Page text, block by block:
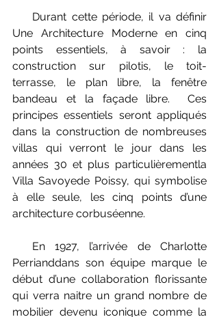
Une Architecture Moderne en cinq
points essentiels, à savoir : la
construction sur pilotis, le toit-
terrasse, le plan libre, la fenêtre
bandeau et la façade libre.  Ces
principes essentiels seront appliqués
dans la construction de nombreuses
villas qui verront le jour dans les
années 30 et plus particulièrementla
Villa Savoyede Poissy, qui symbolise
à elle seule, les cinq points d’une
architecture corbuséenne.
Perrianddans son équipe marque le
début d’une collaboration florissante
qui verra naitre un grand nombre de
mobilier devenu iconique comme la